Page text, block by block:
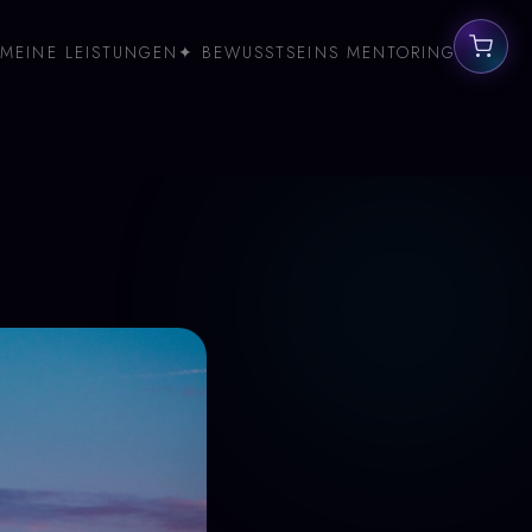
LEISTUNGEN ✦ BEWUSSTSEINS MENTORING